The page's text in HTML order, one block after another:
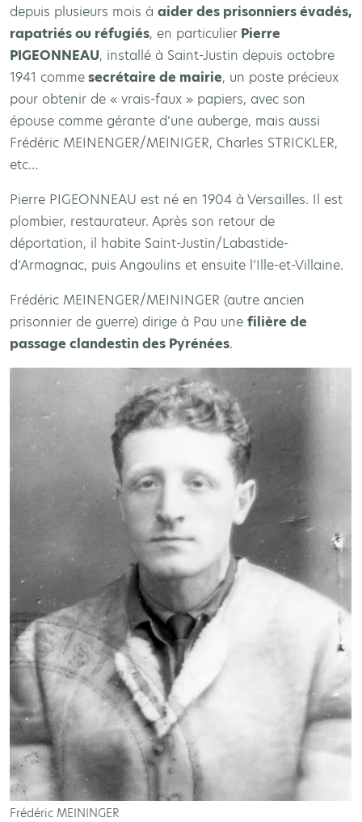
depuis plusieurs mois à aider des prisonniers évadés,
rapatriés ou réfugiés, en particulier Pierre
PIGEONNEAU, installé à Saint-Justin depuis octobre
1941 commesecrétaire de mairie, un poste précieux
pour obtenir de « vrais-faux » papiers, avec son
épouse comme gérante d’une auberge, mais aussi
Frédéric MEINENGER/MEINIGER, Charles STRICKLER,
etc…
Pierre PIGEONNEAU est né en 1904 à Versailles. Il est
plombier, restaurateur. Après son retour de
déportation, il habite Saint-Justin/Labastide-
d’Armagnac, puis Angoulins et ensuite l’Ille-et-Villaine.
Frédéric MEINENGER/MEININGER (autre ancien
prisonnier de guerre) dirige à Pau une filière de
passage clandestin des Pyrénées.
Frédéric MEININGER